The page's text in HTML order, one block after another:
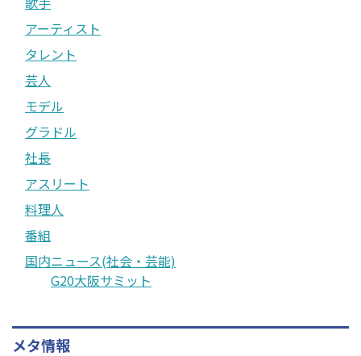
アーティスト
タレント
芸人
モデル
グラドル
社長
アスリート
料理人
番組
国内ニュース(社会・芸能)
G20大阪サミット
メタ情報